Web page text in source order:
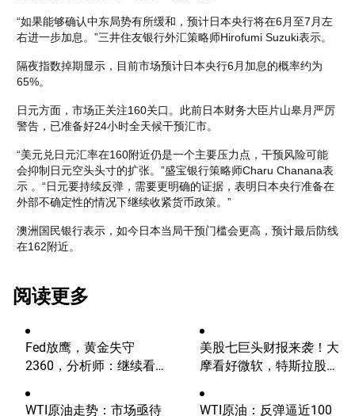
“如果能够确认中东局势有所缓和，预计日本央行将在6月至7月左
右进一步加息。”三井住友银行外汇策略师Hirofumi Suzuki表示。
隔夜指数掉期显示，目前市场预计日本央行6月加息的概率约为
65%。
日元方面，市场正关注160关口。此前日本财务大臣片山皋月严厉
警告，已准备好24小时全天候干预汇市。
“美元兑日元汇率在160附近仍是一个主要压力点，干预风险可能
会抑制日元空头头寸的扩张。”盛宝银行策略师Charu Chanana表
示 。“日元要持续反弹，需要更明确的证据，表明日本央行准备在
外部不确定性的情况下继续收紧货币政策。”
澳洲国民银行表示，如今日本当局干预门槛会更高，预计最后防线
在162附近。
阅读更多
Fed放鹰，黄金失守
2360，分析师：继续看
美股七巨头财报来袭！大
摩看好微软，特斯拉股价
WTI原油走势：市场亟待
WTI原油：反弹逼近100